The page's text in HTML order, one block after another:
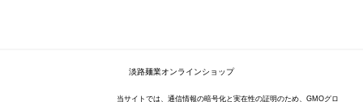
淡路麺業オンラインショップ
当サイトでは、通信情報の暗号化と実在性の証明のため、GMOグロ